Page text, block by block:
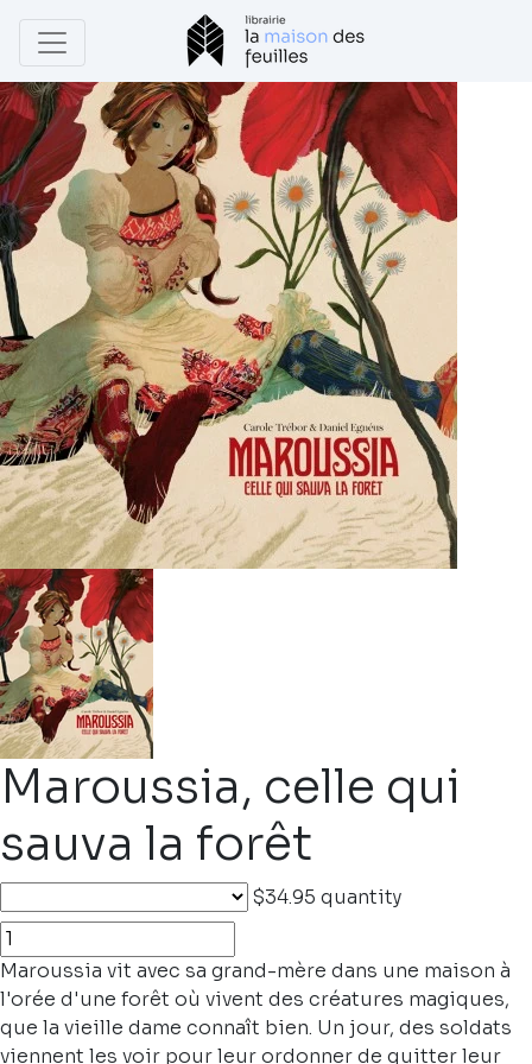
Maroussia, celle qui
sauva la forêt
$34.95 quantity
Maroussia vit avec sa grand-mère dans une maison à
l'orée d'une forêt où vivent des créatures magiques,
que la vieille dame connaît bien. Un jour, des soldats
viennent les voir pour leur ordonner de quitter leur